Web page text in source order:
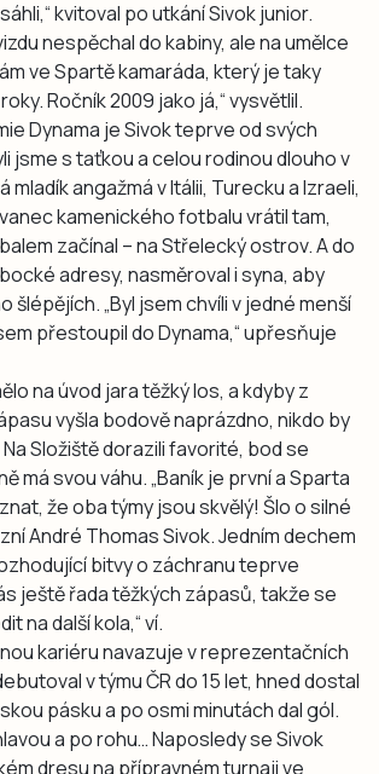
kvitoval po utkání Sivok junior.
nespěchal do kabiny, ale na umělce
ve Spartě kamaráda, který je taky
Ročník 2009 jako já,“ vysvětlil.
Dynama je Sivok teprve od svých
jsme s taťkou a celou rodinou dlouho v
mladík angažmá v Itálii, Turecku a Izraeli,
kamenického fotbalu vrátil tam,
začínal – na Střelecký ostrov. A do
adresy, nasměroval i syna, aby
šlépějích. „Byl jsem chvíli v jedné menší
přestoupil do Dynama,“ upřesňuje
na úvod jara těžký los, a kdyby z
vyšla bodově naprázdno, nikdo by
Složiště dorazili favorité, bod se
má svou váhu. „Baník je první a Sparta
že oba týmy jsou skvělý! Šlo o silné
André Thomas Sivok. Jedním dechem
bitvy o záchranu teprve
ještě řada těžkých zápasů, takže se
na další kola,“ ví.
kariéru navazuje v reprezentačních
v týmu ČR do 15 let, hned dostal
pásku a po osmi minutách dal gól.
a po rohu… Naposledy se Sivok
dresu na přípravném turnaji ve